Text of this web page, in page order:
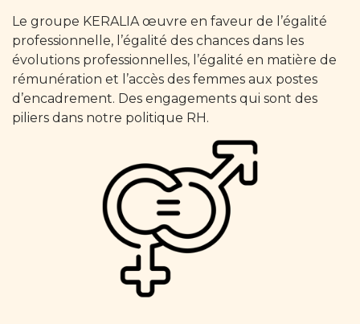
Le groupe KERALIA œuvre en faveur de l’égalité
professionnelle, l’égalité des chances dans les
évolutions professionnelles, l’égalité en matière de
rémunération et l’accès des femmes aux postes
d’encadrement. Des engagements qui sont des
piliers dans notre politique RH.